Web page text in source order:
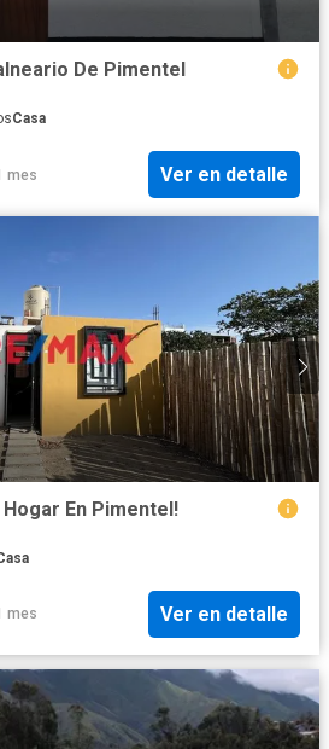
De Pimentel
Casa
mes Ver en detalle
Hogar En Pimentel!
mes Ver en detalle